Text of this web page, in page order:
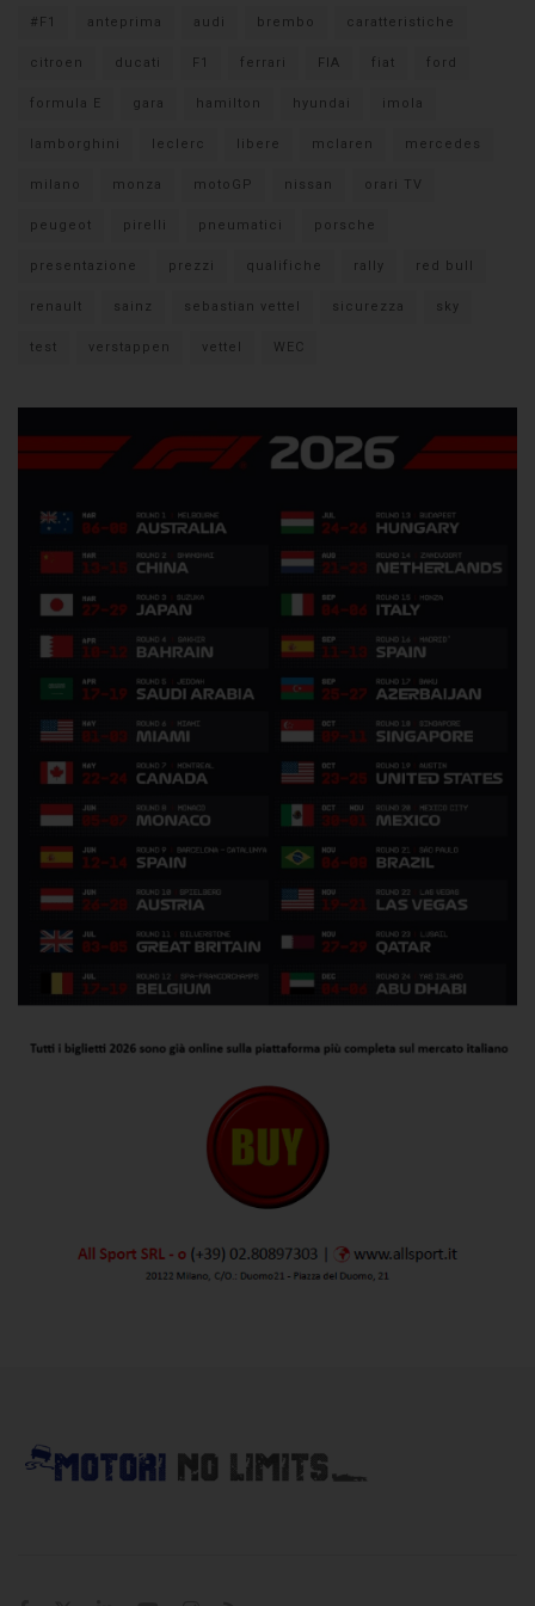
#F1 anteprima audi brembo caratteristiche
citroen ducati F1 ferrari FIA fiat ford
formula E gara hamilton hyundai imola
lamborghini leclerc libere mclaren mercedes
milano monza motoGP nissan orari TV
peugeot pirelli pneumatici porsche
presentazione prezzi qualifiche rally red bull
renault sainz sebastian vettel sicurezza sky
test verstappen vettel WEC